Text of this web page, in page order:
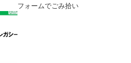
フォームでごみ拾い